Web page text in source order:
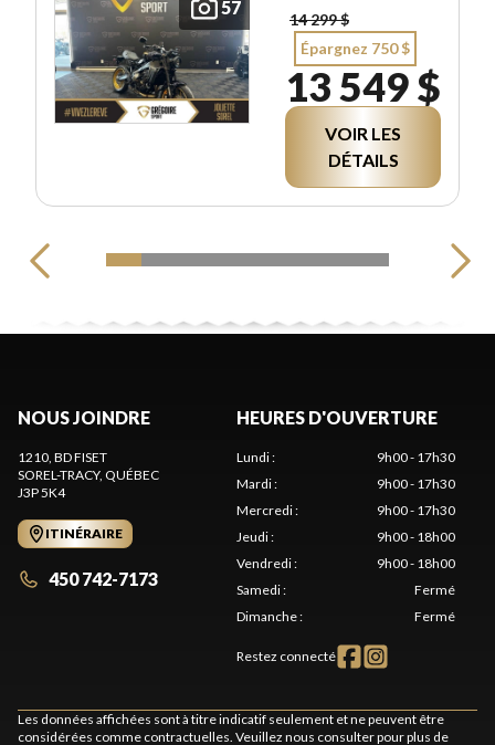
57
14 299 $
Épargnez 750 $
13 549 $
VOIR LES
DÉTAILS
NOUS JOINDRE
1210, BD FISET
SOREL-TRACY, QUÉBEC
J3P 5K4
ITINÉRAIRE
450 742-7173
HEURES D'OUVERTURE
Lundi:
9h00 - 17h30
Mardi:
9h00 - 17h30
Mercredi:
9h00 - 17h30
Jeudi:
9h00 - 18h00
Vendredi:
9h00 - 18h00
Samedi:
Fermé
Dimanche: Fermé
Restez connecté
Les données affichées sont à titre indicatif seulement et ne peuvent être
considérées comme contractuelles. Veuillez nous consulter pour plus de